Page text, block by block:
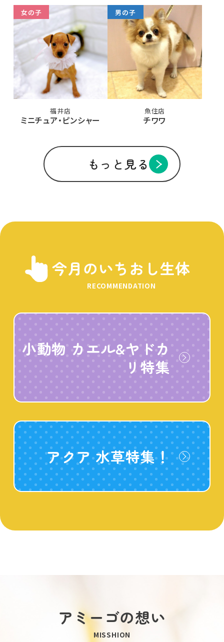
女の子
福井店
ミニチュア・ピンシャー
男の子
魚住店
チワワ
もっと見る
今月のいちおし生体
RECOMMENDATION
小動物 カエル&ヤドカ
リ特集
アクア 水草特集！
アミーゴの想い
MISSHION